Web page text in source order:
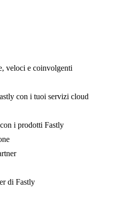
veloci e coinvolgenti
con i tuoi servizi cloud
i prodotti Fastly
di Fastly